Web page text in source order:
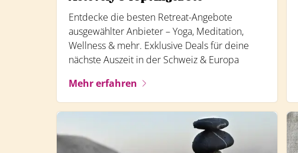
Entdecke die besten Retreat-Angebote
ausgewählter Anbieter – Yoga, Meditation,
Wellness & mehr. Exklusive Deals für deine
nächste Auszeit in der Schweiz & Europa
Mehr erfahren